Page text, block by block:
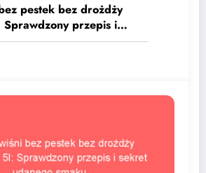
pestek bez drożdży
przepis i
smaku